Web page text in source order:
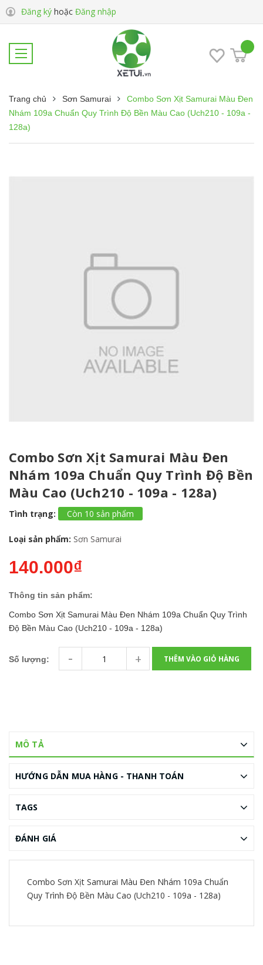
Đăng ký hoặc Đăng nhập
Trang chủ Sơn Samurai
Combo Sơn Xịt Samurai Màu Đen
Nhám 109a Chuẩn Quy Trình Độ Bền Màu Cao (Uch210 - 109a -
128a)
Combo Sơn Xịt Samurai Màu Đen
Nhám 109a Chuẩn Quy Trình Độ Bền
Màu Cao (Uch210 - 109a - 128a)
Tình trạng: Còn 10 sản phẩm
Loại sản phẩm: Sơn Samurai
140.000₫
Thông tin sản phẩm:
Combo Sơn Xịt Samurai Màu Đen Nhám 109a Chuẩn Quy Trình
Độ Bền Màu Cao (Uch210 - 109a - 128a)
Số lượng: - + THÊM VÀO GIỎ HÀNG
MÔ TẢ
HƯỚNG DẪN MUA HÀNG - THANH TOÁN
TAGS
ĐÁNH GIÁ
Combo Sơn Xịt Samurai Màu Đen Nhám 109a Chuẩn
Quy Trình Độ Bền Màu Cao (Uch210 - 109a - 128a)